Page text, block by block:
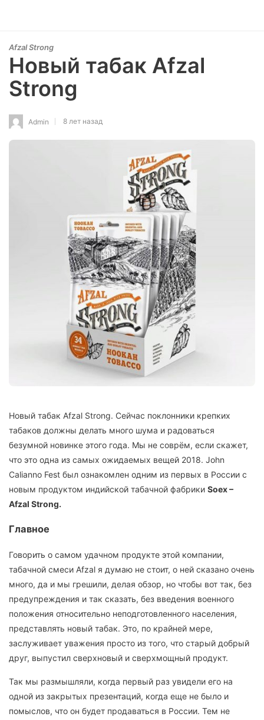
Afzal Strong
Новый табак Afzal
Strong
Admin 8 лет назад
Новый табак Afzal Strong. Сейчас поклонники крепких
табаков должны делать много шума и радоваться
безумной новинке этого года. Мы не соврём, если скажет,
что это одна из самых ожидаемых вещей 2018. John
Calianno Fest был ознакомлен одним из первых в России с
новым продуктом индийской табачной фабрики Soex –
Afzal Strong.
Главное
Говорить о самом удачном продукте этой компании,
табачной смеси Afzal я думаю не стоит, о ней сказано очень
много, да и мы грешили, делая обзор, но чтобы вот так, без
предупреждения и так сказать, без введения военного
положения относительно неподготовленного населения,
представлять новый табак. Это, по крайней мере,
заслуживает уважения просто из того, что старый добрый
друг, выпустил сверхновый и сверхмощный продукт.
Так мы размышляли, когда первый раз увидели его на
одной из закрытых презентаций, когда еще не было и
помыслов, что он будет продаваться в России. Тем не